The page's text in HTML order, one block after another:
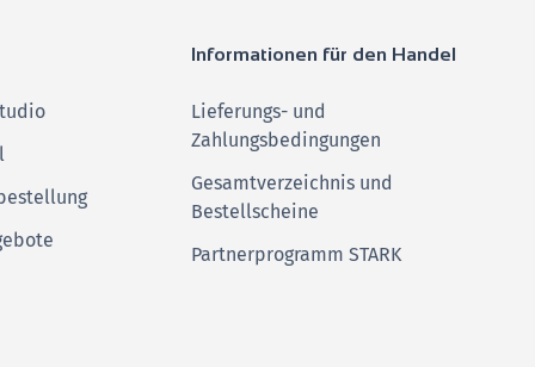
Informationen für den Handel
Lieferungs- und
Zahlungsbedingungen
Gesamtverzeichnis und
Bestellscheine
Partnerprogramm STARK